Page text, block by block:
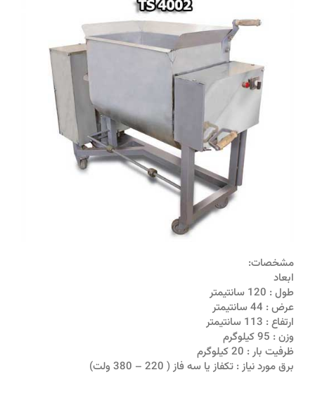
مشخصات:
ابعاد
طول : 120 سانتيمتر
عرض : 44 سانتيمتر
ارتفاع : 113 سانتيمتر
وزن : 95 کیلوگرم
ظرفيت بار : 20 کيلوگرم
برق مورد نياز : تکفاز یا سه فاز ( 220 – 380 ولت)